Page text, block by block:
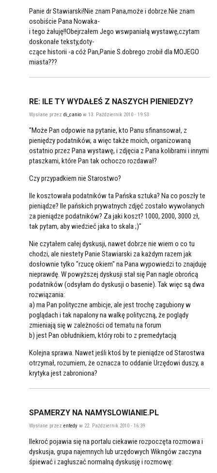
Panie dr Stawiarski!Nie znam Pana,może i dobrze.Nie znam
osobiście Pana Nowaka-
i tego żałuję!!Obejrzałem Jego wswpaniałą wystawę,czytam
doskonałe teksty,doty-
czące historii -a cóż Pan,Panie S.dobrego zrobił dla MOJEGO
miasta???
RE: ILE TY WYDAŁEŚ Z NASZYCH PIENIEDZY?
Wysłane przez di_canio w 13. Październik 2010 - 19:53
"Może Pan odpowie na pytanie, kto Panu sfinansował, z
pieniędzy podatników, a więc także moich, organizowaną
ostatnio przez Pana wystawę, i zdjęcia z Pana kolibrami i innymi
ptaszkami, które Pan tak ochoczo rozdawał?
Czy przypadkiem nie Starostwo?
Ile kosztowała podatników ta Pańska sztuka? Na co poszły te
pieniądze? Ile pańskich prywatnych zdjęć zostało wywołanych
za pieniądze podatników? Za jaki koszt? 1000, 2000, 3000 zł,
tak pytam, aby wiedzieć jaka to skala ;)"
Nie czytałem całej dyskusji, nawet dobrze nie wiem o co tu
chodzi, ale niestety Panie Stawiarski za każdym razem jak
dosłownie tylko "rzucę okiem" na Pana wypowiedzi to znajduję
nieprawdę. W powyższej dyskusji stał się Pan nagle obrońcą
podatników (odsyłam do dyskusji o basenie). Tak więc są dwa
rozwiązania:
a) ma Pan polityczne ambicje, ale jest trochę zagubiony w
poglądach i tak napalony na walkę polityczną, że poglądy
zmieniają się w zależności od tematu na forum
b) jest Pan obłudnikiem, który robi to z premedytacją
Kolejna sprawa. Nawet jeśli ktoś by te pieniądze od Starostwa
otrzymał, rozumiem, że oznacza to oddanie Urzędowi duszy, a
krytyka jest zabroniona?
SPAMERZY NA NAMYSLOWIANIE.PL
Wysłane przez entedy w 22. Październik 2010 - 16:39
Ilekroć pojawia się na portalu ciekawie rozpoczęta rozmowa i
dyskusja, grupa najemnych lub urzędowych Wikngów zaczyna
śpiewać i zagłuszać normalną dyskusję i rozmowę: